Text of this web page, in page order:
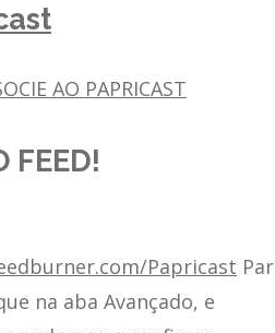
AO PAPRICAST
FEED!
Papricast
na aba Avançado, e